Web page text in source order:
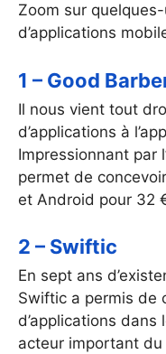
Zoom sur
d’applications
1 – Good
Il nous vient tout
d’applications à
Impressionnant par
permet de
et Android pour 32
2 – Swiftic
En sept ans
Swiftic a permis de
d’applications dans
acteur important